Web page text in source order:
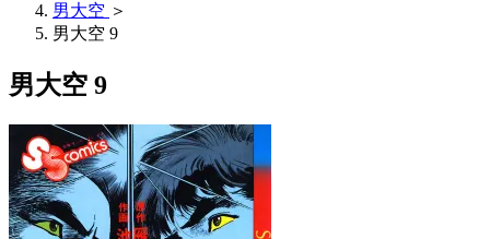
男大空 ＞
男大空 9
男大空 9